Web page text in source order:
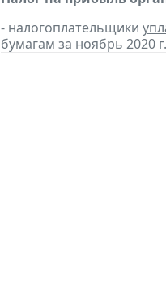
- налогоплательщики
бумагам за ноябрь 2020 г.